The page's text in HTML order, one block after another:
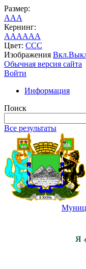
Размер:
AAA
Кернинг:
AAAAAA
Цвет: CCC
Изображения Вкл.
Обычная версия сайта
Войти
Информация
Поиск
Все результаты
Я